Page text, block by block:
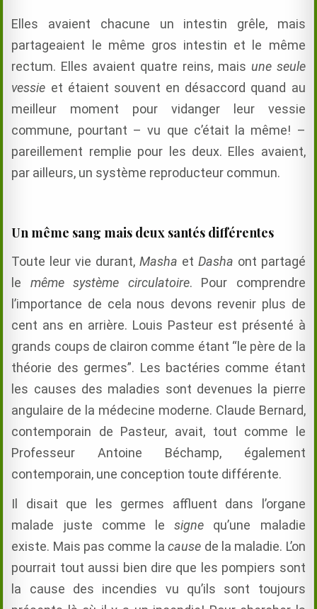
Elles avaient chacune un intestin grêle, mais
partageaient le même gros intestin et le même
rectum. Elles avaient quatre reins, mais une seule
vessie et étaient souvent en désaccord quand au
meilleur moment pour vidanger leur vessie
commune, pourtant – vu que c’était la même! –
pareillement remplie pour les deux. Elles avaient,
par ailleurs, un système reproducteur commun.
Un même sang mais deux santés différentes
Toute leur vie durant, Masha et Dasha ont partagé
le même système circulatoire. Pour comprendre
l’importance de cela nous devons revenir plus de
cent ans en arrière. Louis Pasteur est présenté à
grands coups de clairon comme étant “le père de la
théorie des germes”. Les bactéries comme étant
les causes des maladies sont devenues la pierre
angulaire de la médecine moderne. Claude Bernard,
contemporain de Pasteur, avait, tout comme le
Professeur Antoine Béchamp, également
contemporain, une conception toute différente.
Il disait que les germes affluent dans l’organe
malade juste comme
lesigne qu’une maladie
existe. Mais pas comme lacause de la maladie. L’on
pourrait tout aussi bien dire que les pompiers sont
la cause des incendies vu qu’ils sont toujours